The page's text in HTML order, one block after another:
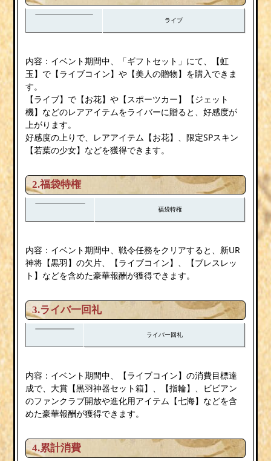
ライブ
内容：イベント期間中、「ギフトセット」にて、【虹
玉】で【ライブコイン】や【美人の贈物】を購入できま
す。
【ライブ】で【お花】や【スポーツカー】【ジェット
機】などのレアアイテムをライバーに贈ると、好感度が
上がります。
好感度の上りで、レアアイテム【お花】、限定SPスキン
【若葉の少女】などを獲得できます。
2.福袋特権
福袋特権
内容：イベント期間中、戦令任務をクリアすると、新UR
神将【黒羽】の欠片、【ライブコイン】、【ブレスレッ
ト】などを含めた豪華報酬が獲得できます。
3.ライバ一回礼
ライバー回礼
内容：イベント期間中、【ライブコイン】の消費目標達
成で、大賞【黒羽神器セット箱】、【指輪】、ビビアン
のファンクラブ開放や進化用アイテム【七海】などを含
めた豪華報酬が獲得できます。
4.累計消費